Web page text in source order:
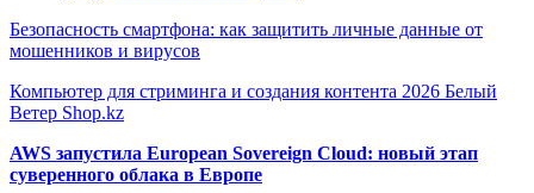
Безопасность смартфона: как защитить личные данные от
мошенников и вирусов
Компьютер для стриминга и создания контента 2026 Белый
Ветер Shop.kz
AWS запустила European Sovereign Cloud: новый этап
суверенного облака в Европе